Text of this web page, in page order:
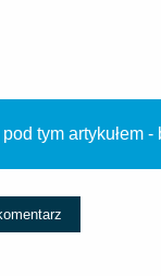
tym artykułem -